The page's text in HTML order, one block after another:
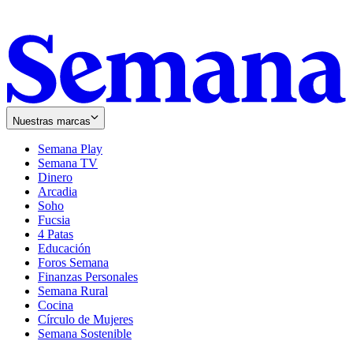
Nuestras marcas
Semana Play
Semana TV
Dinero
Arcadia
Soho
in
new
window
Fucsia
in
new
window
4 Patas
Educación
Foros Semana
Finanzas Personales
Semana Rural
Cocina
Círculo de Mujeres
Semana Sostenible